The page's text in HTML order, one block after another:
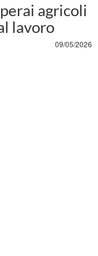
agricoli
lavoro
09/05/2026